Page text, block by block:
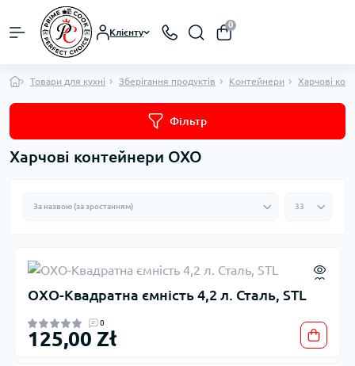
Клієнту
0
Товари для кухні Зберігання продуктів Контейнери Харчові
Фільтр
Харчові контейнери OXO
OXO-Квадратна ємність 4,2 л. Сталь, STL
0
125,00 Zł